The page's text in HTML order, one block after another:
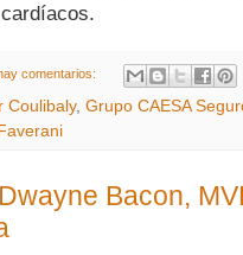
comentarios:
Coulibaly, Grupo CAESA
Bacon,